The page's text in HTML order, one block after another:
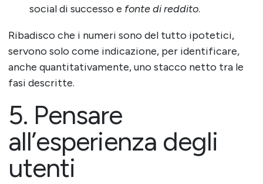
social di successo e fonte di reddito.
Ribadisco che i numeri sono del tutto ipotetici,
servono solo come indicazione, per identificare,
anche quantitativamente, uno stacco netto tra le
fasi descritte.
5. Pensare
all’esperienza degli
utenti